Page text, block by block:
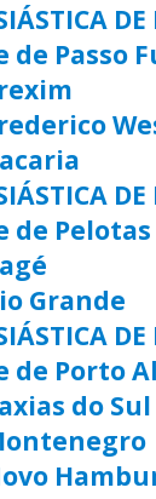
Passo
DE
de Pelotas
Grande
DE
de Porto
do Sul